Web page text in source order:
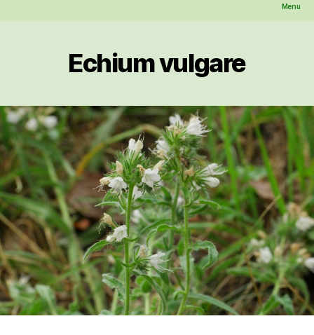
Menu
Echium vulgare